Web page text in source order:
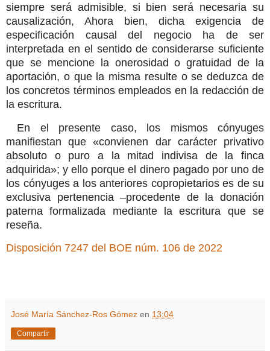
siempre será admisible, si bien será necesaria su
causalización, Ahora bien, dicha exigencia de
especificación causal del negocio ha de ser
interpretada en el sentido de considerarse suficiente
que se mencione la onerosidad o gratuidad de la
aportación, o que la misma resulte o se deduzca de
los concretos términos empleados en la redacción de
la escritura.
En el presente caso, los mismos cónyuges
manifiestan que «convienen dar carácter privativo
absoluto o puro a la mitad indivisa de la finca
adquirida»; y ello porque el dinero pagado por uno de
los cónyuges a los anteriores copropietarios es de su
exclusiva pertenencia –procedente de la donación
paterna formalizada mediante la escritura que se
reseña.
Disposición 7247 del BOE núm. 106 de 2022
José María Sánchez-Ros Gómez en 13:04
Compartir